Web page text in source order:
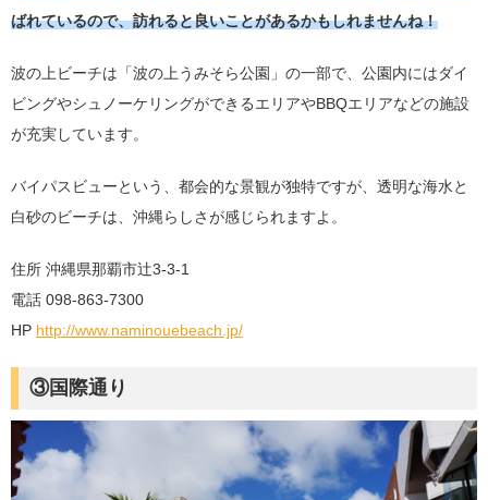
ばれているので、訪れると良いことがあるかもしれませんね！
波の上ビーチは「波の上うみそら公園」の一部で、公園内にはダイ
ビングやシュノーケリングができるエリアやBBQエリアなどの施設
が充実しています。
バイパスビューという、都会的な景観が独特ですが、透明な海水と
白砂のビーチは、沖縄らしさが感じられますよ。
住所 沖縄県那覇市辻3-3-1
電話 098-863-7300
HP http://www.naminouebeach.jp/
③国際通り